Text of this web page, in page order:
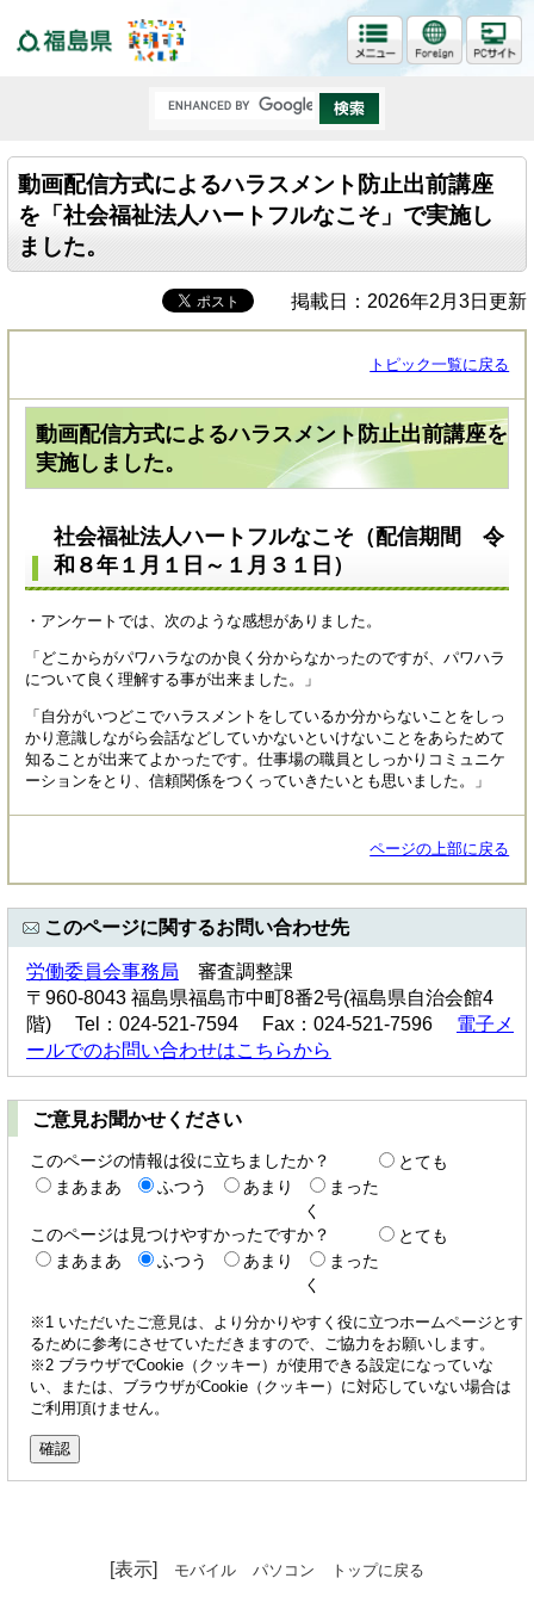
動画配信方式によるハラスメント防止出前講座
を「社会福祉法人ハートフルなこそ」で実施し
ました。
掲載日：2026年2月3日更新
トピック一覧に戻る
動画配信方式によるハラスメント防止出前講座を
実施しました。
社会福祉法人ハートフルなこそ（配信期間 令
和８年１月１日～１月３１日）
・アンケートでは、次のような感想がありました。
「どこからがパワハラなのか良く分からなかったのですが、パワハラ
について良く理解する事が出来ました。」
「自分がいつどこでハラスメントをしているか分からないことをしっ
かり意識しながら会話などしていかないといけないことをあらためて
知ることが出来てよかったです。仕事場の職員としっかりコミュニケ
ーションをとり、信頼関係をつくっていきたいとも思いました。」
ページの上部に戻る
このページに関するお問い合わせ先
労働委員会事務局 審査調整課
〒960-8043 福島県福島市中町8番2号(福島県自治会館4
階) Tel：024-521-7594 Fax：024-521-7596 電子メ
ールでのお問い合わせはこちらから
ご意見お聞かせください
このページの情報は役に立ちましたか？
とても
まあまあ
ふつう あまり
まった
く
このページは見つけやすかったですか？
とても
まあまあ
ふつう あまり
まった
く
※1 いただいたご意見は、より分かりやすく役に立つホームページとす
るために参考にさせていただきますので、ご協力をお願いします。
※2 ブラウザでCookie（クッキー）が使用できる設定になっていな
い、または、ブラウザがCookie（クッキー）に対応していない場合は
ご利用頂けません。
[表示] モバイル パソコン トップに戻る